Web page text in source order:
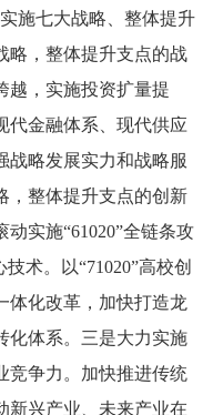
施七大战略、整体提升
略，整体提升支点的战
越，实施投资扩量提
代金融体系、现代供应
战略发展实力和战略服
，整体提升支点的创新
实施“61020”全链条攻
术。以“71020”高校创
体化改革，加快打造龙
化体系。三是大力实施
竞争力。加快推进传统
新兴产业、未来产业在